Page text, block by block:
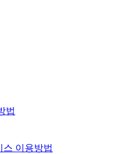
법
스 이용방법